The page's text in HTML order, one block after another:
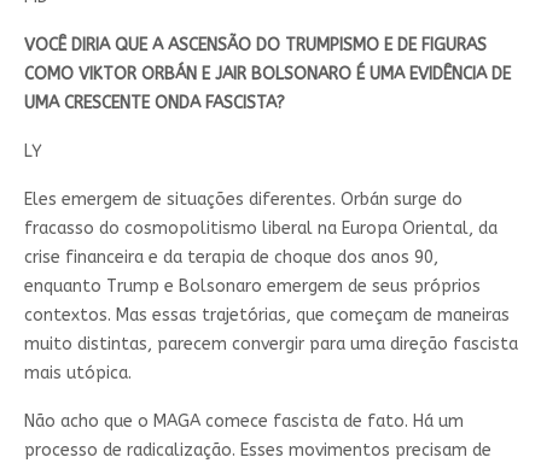
VOCÊ DIRIA QUE A ASCENSÃO DO TRUMPISMO E DE FIGURAS
COMO VIKTOR ORBÁN E JAIR BOLSONARO É UMA EVIDÊNCIA DE
UMA CRESCENTE ONDA FASCISTA?
LY
Eles emergem de situações diferentes. Orbán surge do
fracasso do cosmopolitismo liberal na Europa Oriental, da
crise financeira e da terapia de choque dos anos 90,
enquanto Trump e Bolsonaro emergem de seus próprios
contextos. Mas essas trajetórias, que começam de maneiras
muito distintas, parecem convergir para uma direção fascista
mais utópica.
Não acho que o MAGA comece fascista de fato. Há um
processo de radicalização. Esses movimentos precisam de